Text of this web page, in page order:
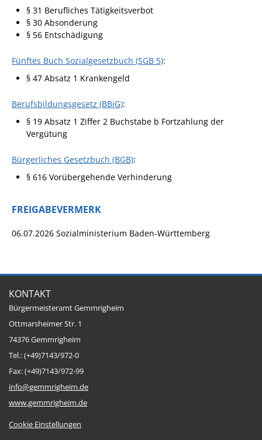
§ 31 Berufliches Tätigkeitsverbot
§ 30 Absonderung
§ 56 Entschädigung
Fünftes Buch Sozialgesetzbuch (SGB 5):
§ 47 Absatz 1 Krankengeld
Berufsbildungsgesetz (BBiG):
§ 19 Absatz 1 Ziffer 2 Buchstabe b Fortzahlung der
Vergütung
Bürgerliches Gesetzbuch (BGB):
§ 616 Vorübergehende Verhinderung
FREIGABEVERMERK
06.07.2026 Sozialministerium Baden-Württemberg
KONTAKT
Bürgermeisteramt Gemmrigheim
Ottmarsheimer Str. 1
74376 Gemmrigheim
Tel.: (+49)7143/972-0
Fax: (+49)7143/972-99
info@gemmrigheim.de
www.gemmrigheim.de
Cookie Einstellungen